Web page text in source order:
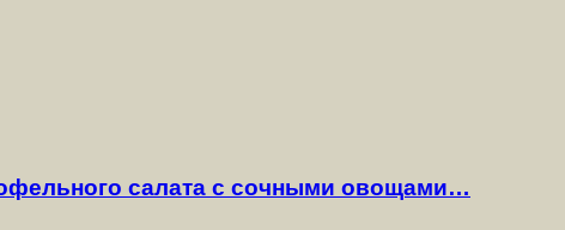
салата с сочными овощами…